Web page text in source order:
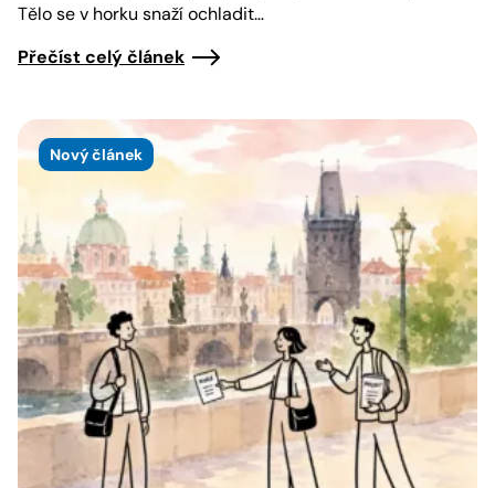
Tělo se v horku snaží ochladit…
Přečíst celý článek
Nový článek